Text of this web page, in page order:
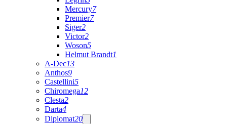
Mercury7
Premier7
Siger2
Victor2
Woson5
Helmut Brandt1
A-Dec13
Anthos9
Castellini5
Chiromega12
Clesta2
Darta4
Diplomat20